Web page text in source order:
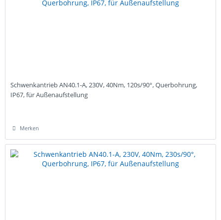
Schwenkantrieb AN40.1-A, 230V, 40Nm, 120s/90°, Querbohrung,
IP67, für Außenaufstellung
Merken